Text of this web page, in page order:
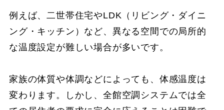
例えば、二世帯住宅やLDK（リビング・ダイニ
ング・キッチン）など、異なる空間での局所的
な温度設定が難しい場合が多いです。
家族の体質や体調などによっても、体感温度は
変わります。しかし、全館空調システムでは全